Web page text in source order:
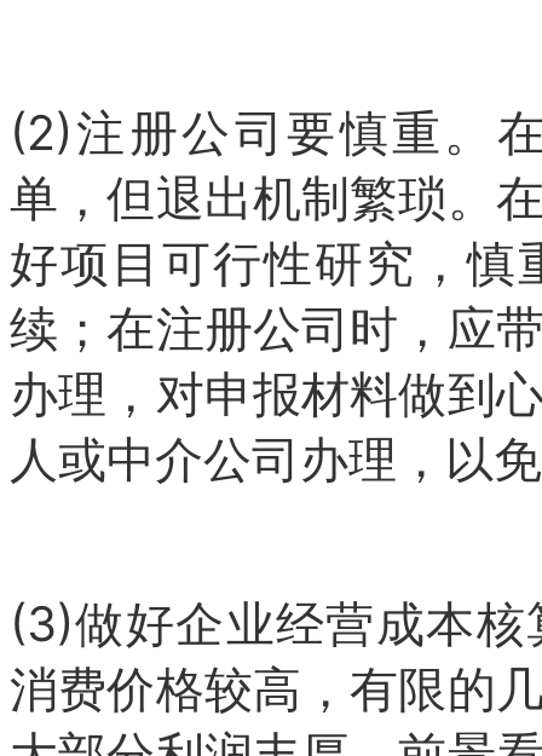
(2)注册公司要慎重。
单，但退出机制繁琐。
好项目可行性研究，慎
续；在注册公司时，应
办理，对申报材料做到
人或中介公司办理，以
(3)做好企业经营成本
消费价格较高，有限的